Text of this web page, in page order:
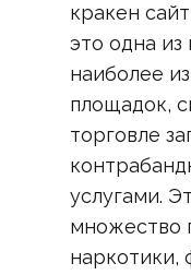
кракен
это одна
наиболее
площадок,
торговле
услугами.
множество
наркотики,